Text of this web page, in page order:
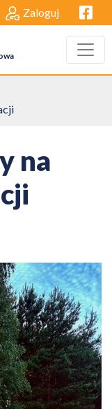
Zaloguj
na